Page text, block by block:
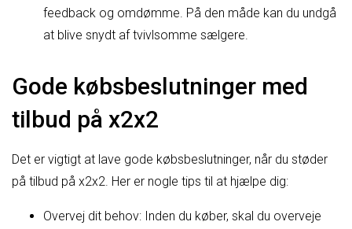
feedback og omdømme. På den måde kan du undgå
at blive snydt af tvivlsomme sælgere.
Gode købsbeslutninger med
tilbud på x2x2
Det er vigtigt at lave gode købsbeslutninger, når du støder
på tilbud på x2x2. Her er nogle tips til at hjælpe dig:
Overvej dit behov: Inden du køber, skal du overveje